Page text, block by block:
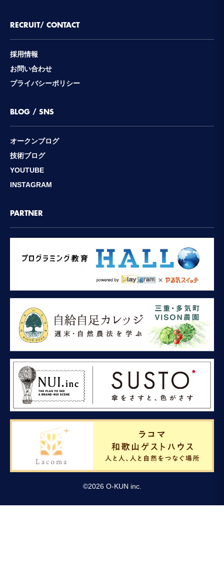
RECRUIT/ CONTACT
採用情報
お問い合わせ
プライバシーポリシー
BLOG / SNS
オークンブログ
技術ブログ
YOUTUBE
INSTAGRAM
PARTNER
©2026O-KUN inc.